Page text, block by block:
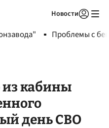
Новости
Проблемы с
из кабины
день СВО